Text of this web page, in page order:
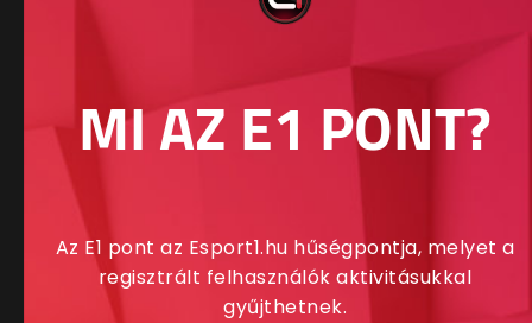
MI AZ E1 PONT?
Az E1 pont az Esport1.hu hűségpontja, melyet a
regisztrált felhasználók aktivitásukkal
gyűjthetnek.